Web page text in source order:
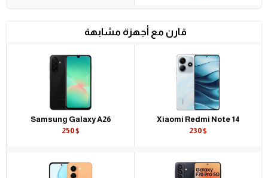
قارن مع أجهزة مشابهة
Xiaomi Redmi Note 14
230$
Samsung Galaxy A26
250$